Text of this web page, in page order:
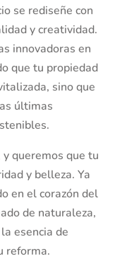
se rediseñe con
y creatividad.
innovadoras en
que tu propiedad
sino que
últimas
queremos que tu
y belleza. Ya
en el corazón del
de naturaleza,
esencia de
reforma.